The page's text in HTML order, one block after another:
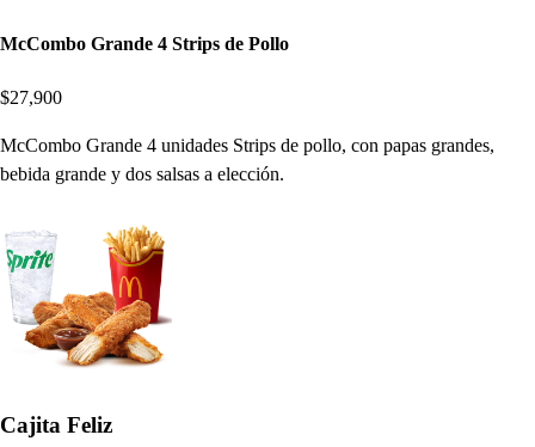
McCombo Grande 4 Strips de Pollo
$27,900
McCombo Grande 4 unidades Strips de pollo, con papas grandes,
bebida grande y dos salsas a elección.
Cajita Feliz